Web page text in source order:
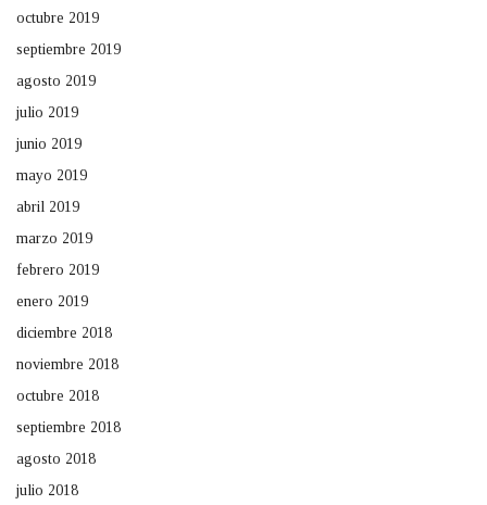
octubre 2019
septiembre 2019
agosto 2019
julio 2019
junio 2019
mayo 2019
abril 2019
marzo 2019
febrero 2019
enero 2019
diciembre 2018
noviembre 2018
octubre 2018
septiembre 2018
agosto 2018
julio 2018